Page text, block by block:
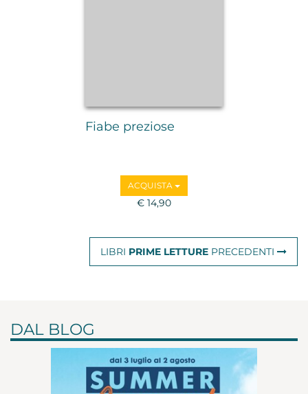
Fiabe preziose
ACQUISTA
€ 14,90
LIBRI PRIME LETTURE PRECEDENTI
DAL BLOG